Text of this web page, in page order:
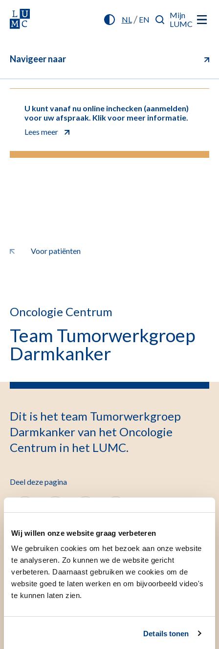
Wij willen onze website graag verbeteren
We gebruiken cookies om het bezoek aan onze website
te analyseren. Zo kunnen we de website gericht
verbeteren. Daarnaast gebruiken we cookies om de
website goed te laten werken en om bijvoorbeeld video's
te kunnen laten zien.
Details tonen
NL/ EN
Mijn
LUMC
Navigeer naar
U kunt vanaf nu online inchecken (aanmelden)
voor uw afspraak. Klik voor meer informatie.
Lees meer
Voor patiënten
Oncologie Centrum
Team Tumorwerkgroep
Darmkanker
Dit is het team Tumorwerkgroep
Darmkanker van het Oncologie
Centrum in het LUMC.
Deel deze pagina